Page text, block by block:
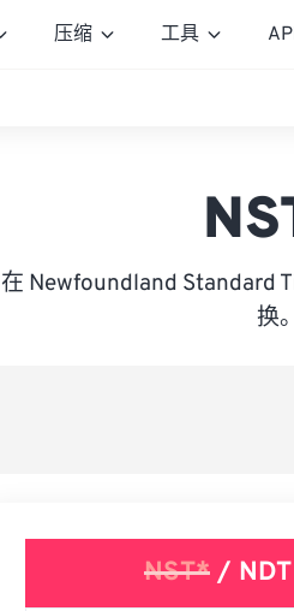
压缩 工具
在 Newfoundland Standard
换
NST*/ NDT